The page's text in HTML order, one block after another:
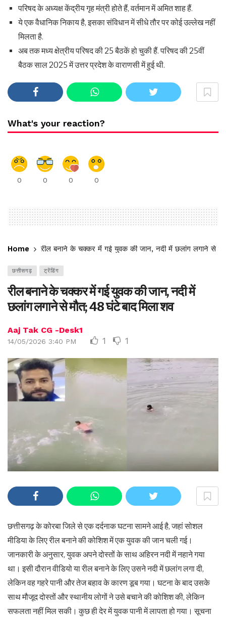
परिषद के अध्यक्ष केंद्रीय गृह मंत्री होते हैं, वर्तमान में अमित शाह हैं.
ये एक वैधानिक निकाय है, इसका संविधान में सीधे तौर पर कोई उल्लेख नहीं
मिलता है.
अब तक मध्य क्षेत्रीय परिषद की 25 बैठकें हो चुकी हैं. परिषद की 25वीं
बैठक साल 2025 में उत्तर प्रदेश के वाराणसी में हुई थी.
What's your reaction?
0 0 0 0
Home रील बनाने के चक्कर में गई युवक की जान, नदी में छलांग लगाने से
छत्तीसगढ़ ट्रेंडिंग
रील बनाने के चक्कर में गई युवक की जान, नदी में
छलांग लगाने से मौत; 48 घंटे बाद मिला शव
Aaj Tak CG -Desk1
14/05/2026 3:40 PM 1 1
छत्तीसगढ़ के कोरबा जिले से एक दर्दनाक घटना सामने आई है, जहां सोशल
मीडिया के लिए रील बनाने की कोशिश में एक युवक की जान चली गई।
जानकारी के अनुसार, युवक अपने दोस्तों के साथ अहिरन नदी में नहाने गया
था। इसी दौरान वीडियो या रील बनाने के लिए उसने नदी में छलांग लगा दी,
लेकिन वह गहरे पानी और तेज बहाव के कारण डूब गया। घटना के बाद उसके
साथ मौजूद दोस्तों और स्थानीय लोगों ने उसे बचाने की कोशिश की, लेकिन
सफलता नहीं मिल सकी। कुछ ही देर में युवक पानी में लापता हो गया। सूचना